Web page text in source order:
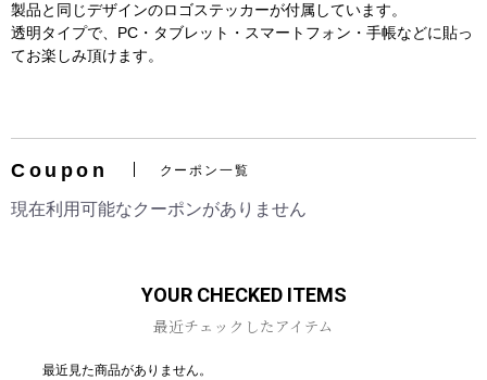
製品と同じデザインのロゴステッカーが付属しています。
透明タイプで、PC・タブレット・スマートフォン・手帳などに貼っ
てお楽しみ頂けます。
Coupon クーポン一覧
現在利用可能なクーポンがありません
YOUR CHECKED ITEMS
最近チェックしたアイテム
最近見た商品がありません。